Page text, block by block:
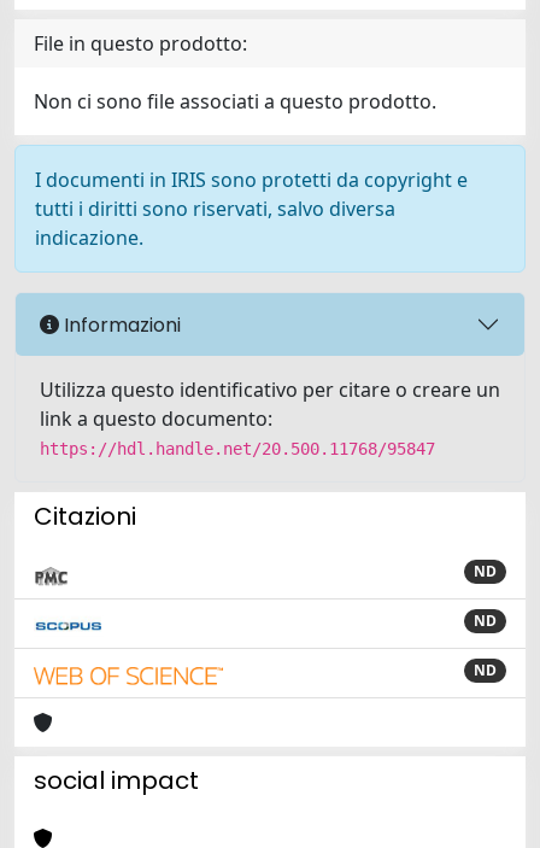
File in questo prodotto:
Non ci sono file associati a questo prodotto.
I documenti in IRIS sono protetti da copyright e
tutti i diritti sono riservati, salvo diversa
indicazione.
Informazioni
Utilizza questo identificativo per citare o creare un
link a questo documento:
https://hdl.handle.net/20.500.11768/95847
Citazioni
ND
ND
ND
social impact